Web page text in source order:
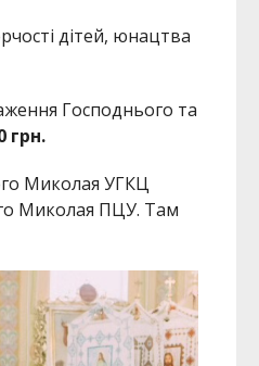
дітей, юнацтва
Господнього та
грн.
Миколая УГКЦ
Миколая ПЦУ. Там